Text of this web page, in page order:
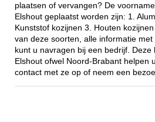
plaatsen of vervangen? De
Elshout geplaatst worden zijn: 1.
Kunststof kozijnen 3. Houten
van deze soorten, alle informatie
kunt u navragen bij een bedrijf. Deze
Elshout ofwel Noord-Brabant helpen
contact met ze op of neem een